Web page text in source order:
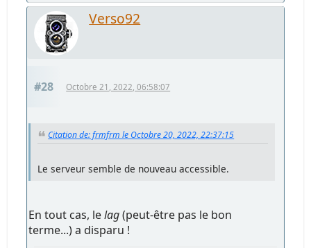
Verso92
#28 Octobre 21, 2022, 06:58:07
Citation de: frmfrm le Octobre 20, 2022, 22:37:15
Le serveur semble de nouveau accessible.
En tout cas, lelag(peut-être pas le bon
terme...) a disparu !